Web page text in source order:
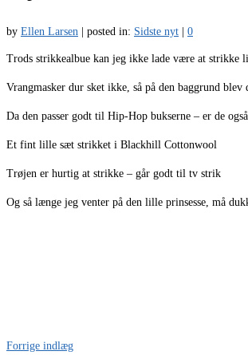
by Ellen Larsen posted in: Sidste nyt 0
Trods strikkealbue kan jeg ikke lade være at strikke
Vrangmasker dur sket ikke, så på den baggrund
Da den passer godt til Hip-Hop bukserne – er de
Et fint lille sæt strikket i Blackhill Cottonwool
Trøjen er hurtig at strikke – går godt til tv strik
Og så længe jeg venter på den lille prinsesse, må
Forrige indlæg